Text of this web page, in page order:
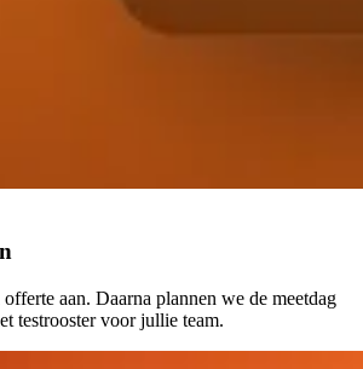
aan. Daarna plannen we de meetdag
testrooster voor jullie team.